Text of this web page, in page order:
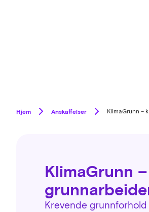
Hjem Anskaffelser
KlimaGrunn
Krevende